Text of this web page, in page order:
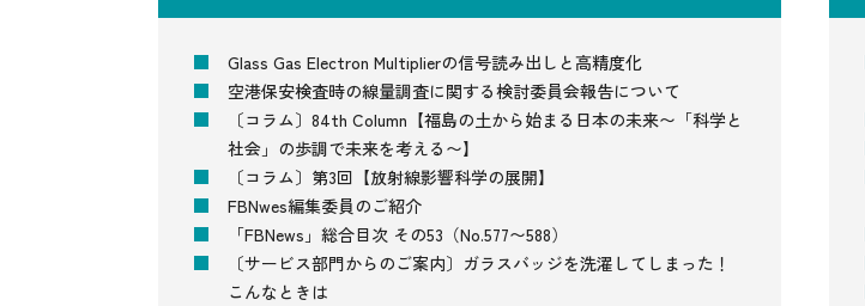
Glass Gas Electron Multiplierの信号読み出しと高精度化
空港保安検査時の線量調査に関する検討委員会報告について
〔コラム〕84th Column【福島の土から始まる日本の未来〜「科学と
社会」の歩調で未来を考える〜】
〔コラム〕第3回【放射線影響科学の展開】
FBNwes編集委員のご紹介
「FBNews」総合目次 その53（No.577〜588）
〔サービス部門からのご案内〕ガラスバッジを洗濯してしまった！
こんなときは